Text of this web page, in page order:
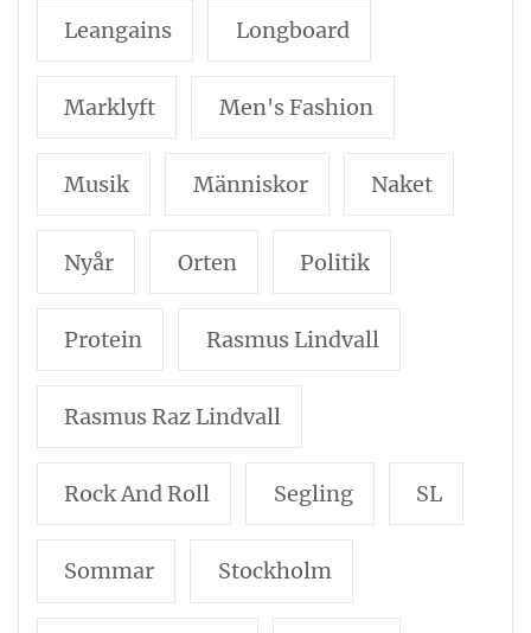
Leangains Longboard
Marklyft Men's Fashion
Musik Människor Naket
Nyår Orten Politik
Protein Rasmus Lindvall
Rasmus Raz Lindvall
Rock And Roll Segling SL
Sommar Stockholm